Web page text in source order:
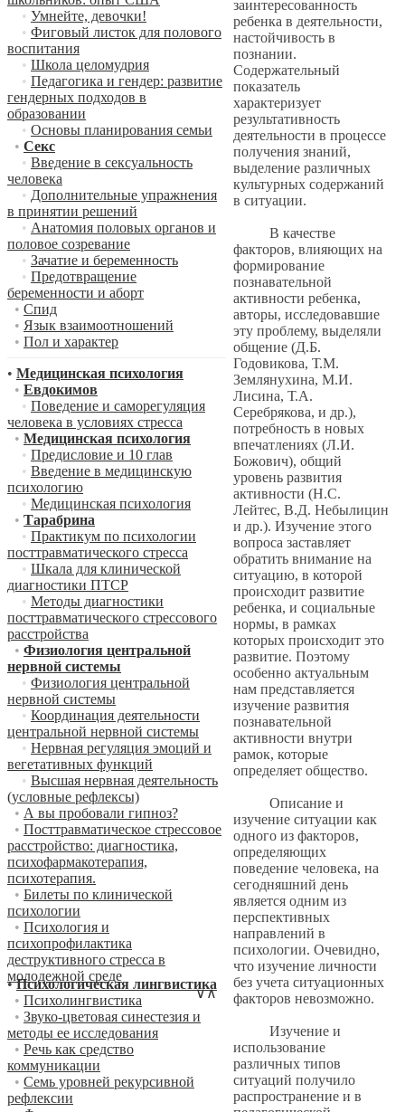
• Умнейте, девочки!
• Фиговый листок для полового
воспитания
• Школа целомудрия
• Педагогика и гендер: развитие
гендерных подходов в
образовании
• Основы планирования семьи
• Секс
• Введение в сексуальность
человека
• Дополнительные упражнения
в принятии решений
• Анатомия половых органов и
половое созревание
• Зачатие и беременность
• Предотвращение
беременности и аборт
• Спид
• Язык взаимоотношений
• Пол и характер
• Медицинская психология
• Евдокимов
• Поведение и саморегуляция
человека в условиях стресса
• Медицинская психология
• Предисловие и 10 глав
• Введение в медицинскую
психологию
• Медицинская психология
• Тарабрина
• Практикум по психологии
посттравматического стресса
• Шкала для клинической
диагностики ПТСР
• Методы диагностики
посттравматического стрессового
расстройства
• Физиология центральной
нервной системы
• Физиология центральной
нервной системы
• Координация деятельности
центральной нервной системы
• Нервная регуляция эмоций и
вегетативных функций
• Высшая нервная деятельность
(условные рефлексы)
• А вы пробовали гипноз?
• Посттравматическое стрессовое
расстройство: диагностика,
психофармакотерапия,
психотерапия.
• Билеты по клинической
психологии
• Психология и
психопрофилактика
деструктивного стресса в
молодежной среде
∨∧
•Психологическая лингвистика
• Психолингвистика
• Звуко-цветовая синестезия и
методы ее исследования
• Речь как средство
коммуникации
• Семь уровней рекурсивной
рефлексии
заинтересованность
ребенка в деятельности,
настойчивость в
познании.
Содержательный
показатель
характеризует
результативность
деятельности в процессе
получения знаний,
выделение различных
культурных содержаний
в ситуации.
В качестве
факторов, влияющих на
формирование
познавательной
активности ребенка,
авторы, исследовавшие
эту проблему, выделяли
общение (Д.Б.
Годовикова, Т.М.
Землянухина, М.И.
Лисина, Т.А.
Серебрякова, и др.),
потребность в новых
впечатлениях (Л.И.
Божович), общий
уровень развития
активности (Н.С.
Лейтес, В.Д. Небылицин
и др.). Изучение этого
вопроса заставляет
обратить внимание на
ситуацию, в которой
происходит развитие
ребенка, и социальные
нормы, в рамках
которых происходит это
развитие. Поэтому
особенно актуальным
нам представляется
изучение развития
познавательной
активности внутри
рамок, которые
определяет общество.
Описание и
изучение ситуации как
одного из факторов,
определяющих
поведение человека, на
сегодняшний день
является одним из
перспективных
направлений в
психологии. Очевидно,
что изучение личности
без учета ситуационных
факторов невозможно.
Изучение и
использование
различных типов
ситуаций получило
распространение и в